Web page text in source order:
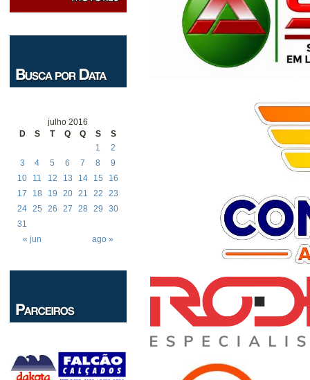
julho 2016
D
S T Q Q S S
« jun ago »
1
2
3
4 5 6 7 8
9
10
11 12 13 14 15
16
17
18 19 20 21 22
23
24 25 26 27 28 29
30
31